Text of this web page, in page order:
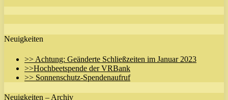
Neuigkeiten
>> Achtung: Geänderte Schließzeiten im Januar 2023
>>Hochbeetspende der VRBank
>> Sonnenschutz-Spendenaufruf
Neuigkeiten – Archiv